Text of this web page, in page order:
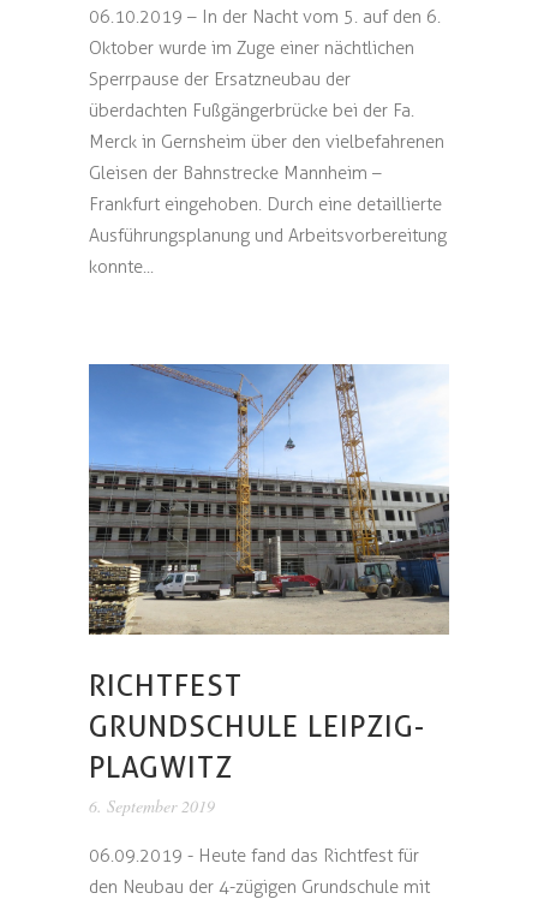
06.10.2019 – In der Nacht vom 5. auf den 6.
Oktober wurde im Zuge einer nächtlichen
Sperrpause der Ersatzneubau der
überdachten Fußgängerbrücke bei der Fa.
Merck in Gernsheim über den vielbefahrenen
Gleisen der Bahnstrecke Mannheim –
Frankfurt eingehoben. Durch eine detaillierte
Ausführungsplanung und Arbeitsvorbereitung
konnte...
RICHTFEST
GRUNDSCHULE LEIPZIG-
PLAGWITZ
6. September 2019
06.09.2019 - Heute fand das Richtfest für
den Neubau der 4-zügigen Grundschule mit